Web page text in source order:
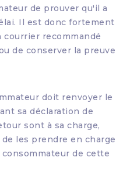
de prouver qu'il a
Il est donc fortement
courrier recommandé
de conserver la preuve
doit renvoyer le
sa déclaration de
sont à sa charge,
les prendre en charge
de cette